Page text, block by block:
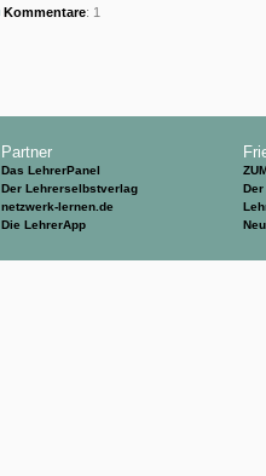
Kommentare: 1
Partner
Das LehrerPanel
Der Lehrerselbstverlag
netzwerk-lernen.de
Die LehrerApp